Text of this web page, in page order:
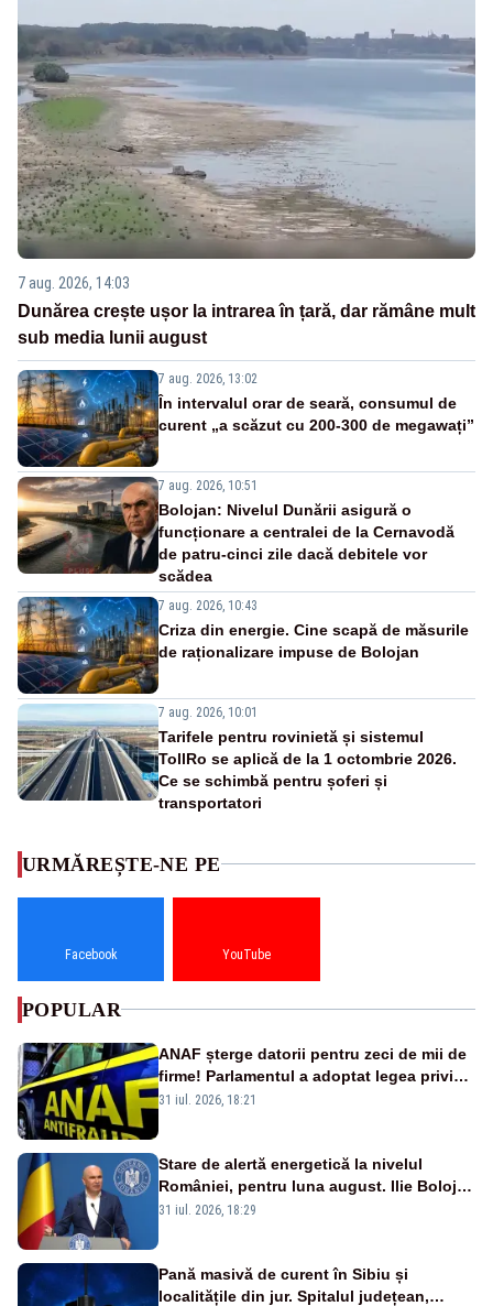
7 aug. 2026, 14:03
Dunărea crește ușor la intrarea în țară, dar rămâne mult
sub media lunii august
7 aug. 2026, 13:02
În intervalul orar de seară, consumul de
curent „a scăzut cu 200-300 de megawați”
7 aug. 2026, 10:51
Bolojan: Nivelul Dunării asigură o
funcționare a centralei de la Cernavodă
de patru-cinci zile dacă debitele vor
scădea
7 aug. 2026, 10:43
Criza din energie. Cine scapă de măsurile
de raționalizare impuse de Bolojan
7 aug. 2026, 10:01
Tarifele pentru rovinietă și sistemul
TollRo se aplică de la 1 octombrie 2026.
Ce se schimbă pentru șoferi și
transportatori
URMĂREȘTE-NE PE
Facebook YouTube
POPULAR
ANAF șterge datorii pentru zeci de mii de
firme! Parlamentul a adoptat legea privind
amnistia fiscală
31 iul. 2026, 18:21
Stare de alertă energetică la nivelul
României, pentru luna august. Ilie Bolojan
a anunțat importuri și posibile restricții –
31 iul. 2026, 18:29
Pană masivă de curent în Sibiu și
localitățile din jur. Spitalul județean,